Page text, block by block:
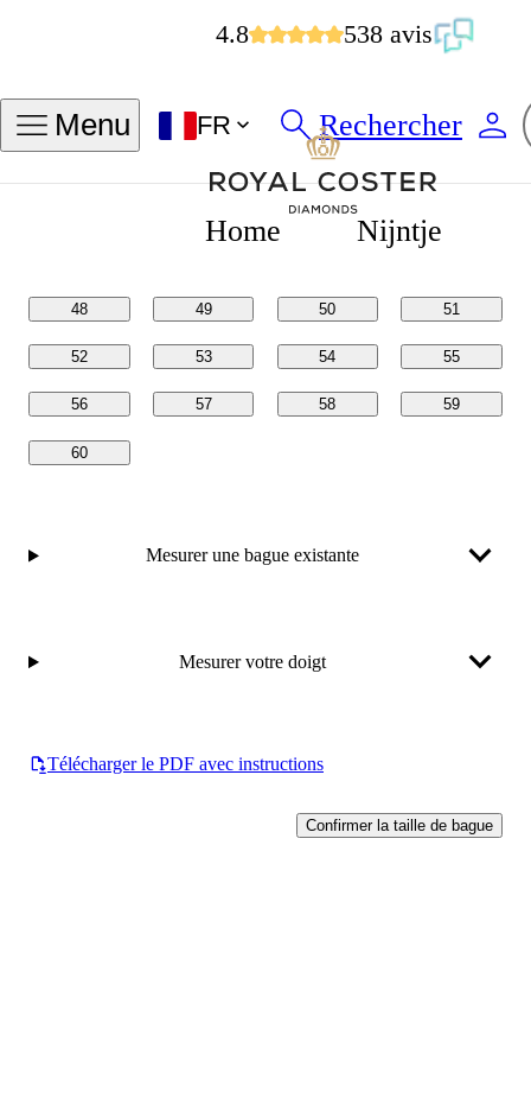
Trouver ma taille de bague
Tailles en
Tailles en
POUCES
48 49 50 51
52 53 54 55
56 57 58 59
60
Mesurer une bague existante
Mesurer votre doigt
Télécharger le PDF avec instructions
Confirmer la taille de bague
4.8 538 avis
Menu FR Rechercher
Home Nijntje